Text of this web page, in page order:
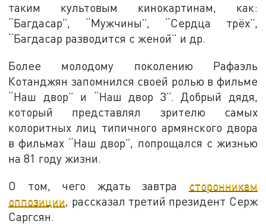
таким культовым кинокартинам, как:
“Багдасар”, “Мужчины”, “Сердца трёх”,
“Багдасар разводится с женой” и др.
Более молодому поколению Рафаэль
Котанджян запомнился своей ролью в фильме
“Наш двор” и “Наш двор 3”. Добрый дядя,
который представлял зрителю самых
колоритных лиц типичного армянского двора
в фильмах “Наш двор”, попрощался с жизнью
на 81 году жизни.
О том, чего ждать завтра сторонникам
оппозиции , рассказал третий президент Серж
Саргсян.